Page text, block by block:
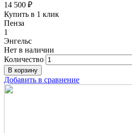
14 500 ₽
Купить в 1 клик
Пенза
1
Энгельс
Нет в наличии
Количество
Добавить в сравнение